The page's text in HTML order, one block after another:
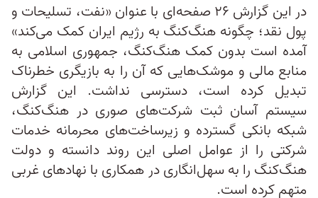
در این گزارش ۲۶ صفحه‌ای با عنوان «نفت، تسلیحات و
پول نقد؛ چگونه هنگ‌کنگ به رژیم ایران کمک می‌کند»
آمده است بدون کمک هنگ‌کنگ، جمهوری اسلامی به
منابع مالی و موشک‌هایی که آن را به بازیگری خطرناک
تبدیل کرده است، دسترسی نداشت. این گزارش
سیستم آسان ثبت شرکت‌های صوری در هنگ‌کنگ،
شبکه بانکی گسترده و زیرساخت‌های محرمانه خدمات
شرکتی را از عوامل اصلی این روند دانسته‌ و دولت
هنگ‌کنگ را به سهل‌انگاری در همکاری با نهادهای غربی
متهم کرده‌ است.